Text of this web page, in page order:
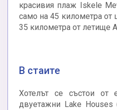
красивия плаж Iskele
само на 45 километра от
35 километра от летище
В стаите
Хотелът се състои от
двуетажни Lake Houses